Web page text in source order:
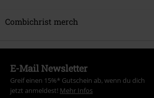
Combichrist merch
E-Mail Newsletter
Greif einen 15%* Gutschein ab, wenn du dich
jetzt anmeldest! Mehr Infos